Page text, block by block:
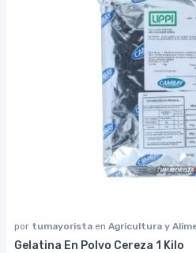
por tumayorista en Agricultura y
Gelatina En Polvo Cereza 1 Kilo